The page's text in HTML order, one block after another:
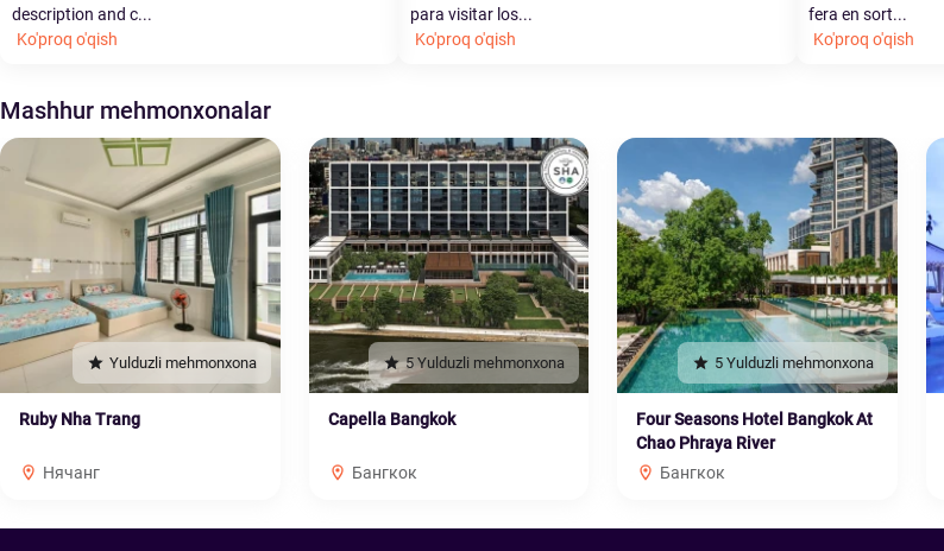
description and c...
Ko'proq o'qish
para visitar los...
Ko'proq o'qish
fera en sort...
Ko'proq o'qish
Mashhur mehmonxonalar
Yulduzli mehmonxona
Ruby Nha Trang
Нячанг
5 Yulduzli mehmonxona
Capella Bangkok
Бангкок
5 Yulduzli mehmonxona
Four Seasons Hotel Bangkok At
Chao Phraya River
Бангкок